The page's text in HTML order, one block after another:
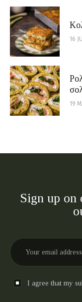
16
19
Sign up
I agree that my